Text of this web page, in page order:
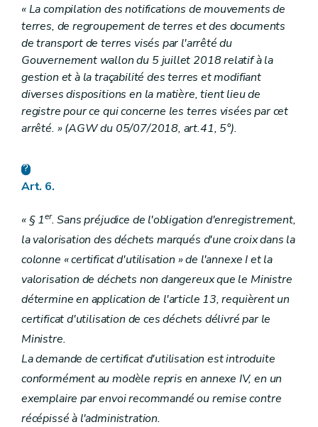
« La compilation des notifications de mouvements de
terres, de regroupement de terres et des documents
de transport de terres visés par l'arrêté du
Gouvernement wallon du 5 juillet 2018 relatif à la
gestion et à la traçabilité des terres et modifiant
diverses dispositions en la matière, tient lieu de
registre pour ce qui concerne les terres visées par cet
arrêté. » (AGW du 05/07/2018, art.41, 5°).
Art. 6.
« § 1er. Sans préjudice de l'obligation d'enregistrement,
la valorisation des déchets marqués d'une croix dans la
colonne « certificat d'utilisation » de l'annexe I et la
valorisation de déchets non dangereux que le Ministre
détermine en application de l'article 13, requièrent un
certificat d'utilisation de ces déchets délivré par le
Ministre.
La demande de certificat d'utilisation est introduite
conformément au modèle repris en annexe IV, en un
exemplaire par envoi recommandé ou remise contre
récépissé à l'administration.